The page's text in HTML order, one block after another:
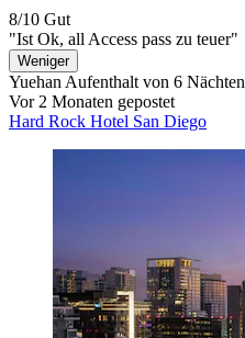
8/10 Gut
"Ist Ok, all Access pass zu teuer"
Weniger
Yuehan Aufenthalt von 6 Nächten
Vor 2 Monaten gepostet
Hard Rock Hotel San Diego